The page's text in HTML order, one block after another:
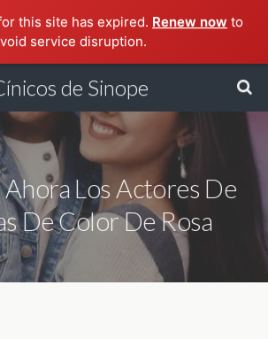
this site has expired. Renew now to
service disruption.
de Sinope
Ahora Los Actores De
De Color De Rosa